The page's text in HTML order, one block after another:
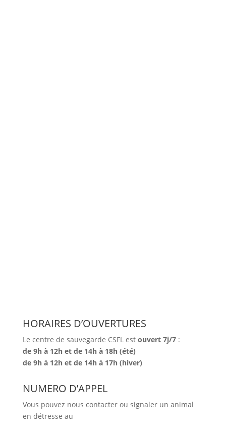
HORAIRES D’OUVERTURES
Le centre de sauvegarde CSFL est ouvert 7j/7:
de 9h à 12h et de 14h à 18h (été)
de 9h à 12h et de 14h à 17h (hiver)
NUMERO D’APPEL
Vous pouvez nous contacter ou signaler un animal
en détresse au